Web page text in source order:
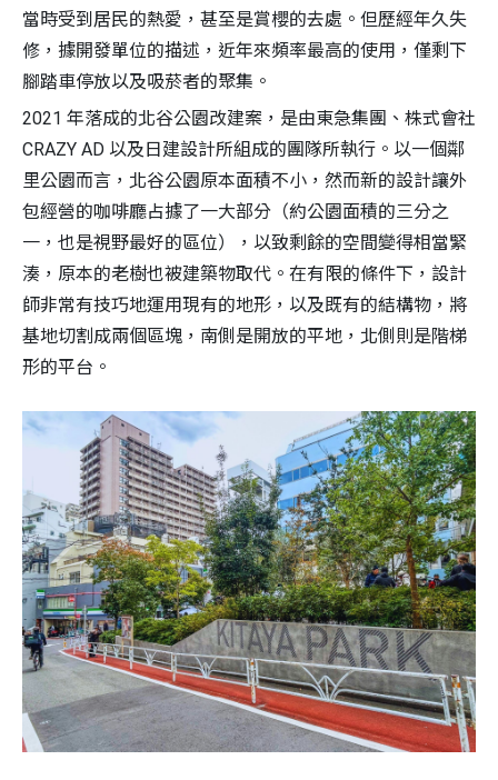
當時受到居民的熱愛，甚至是賞櫻的去處。但歷經年久失
修，據開發單位的描述，近年來頻率最高的使用，僅剩下
腳踏車停放以及吸菸者的聚集。
2021 年落成的北谷公園改建案，是由東急集團、株式會社
CRAZY AD 以及日建設計所組成的團隊所執行。以一個鄰
里公園而言，北谷公園原本面積不小，然而新的設計讓外
包經營的咖啡廳占據了一大部分（約公園面積的三分之
一，也是視野最好的區位），以致剩餘的空間變得相當緊
湊，原本的老樹也被建築物取代。在有限的條件下，設計
師非常有技巧地運用現有的地形，以及既有的結構物，將
基地切割成兩個區塊，南側是開放的平地，北側則是階梯
形的平台。